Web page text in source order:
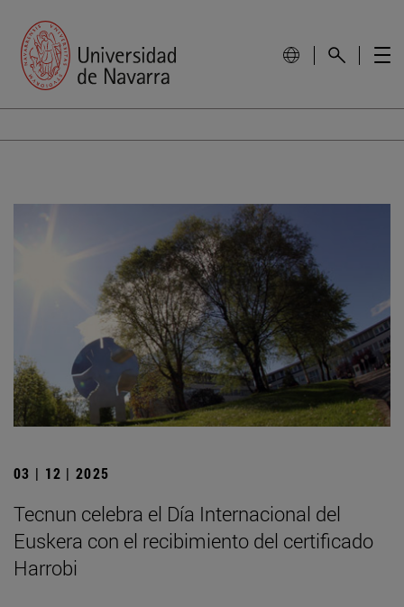
03 | 12 | 2025
Tecnun celebra el Día Internacional del
Euskera con el recibimiento del certificado
Harrobi